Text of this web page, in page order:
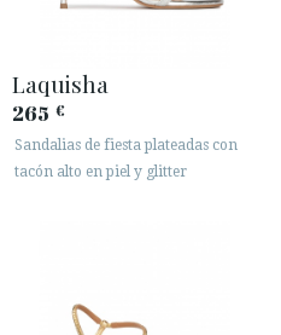
Laquisha
265 €
Sandalias de fiesta plateadas con
tacón alto en piel y glitter